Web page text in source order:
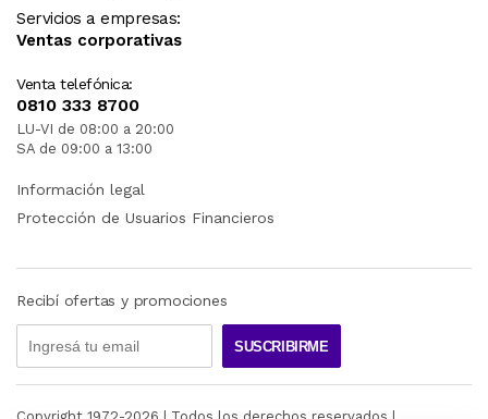
Servicios a empresas:
Ventas corporativas
Venta telefónica:
0810 333 8700
LU-VI de 08:00 a 20:00
SA de 09:00 a 13:00
Información legal
Protección de Usuarios Financieros
Recibí ofertas y promociones
SUSCRIBIRME